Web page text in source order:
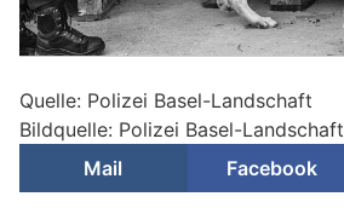
Quelle: Polizei Basel-Landschaft
Bildquelle: Polizei Basel-Landschaft
Mail
Facebook